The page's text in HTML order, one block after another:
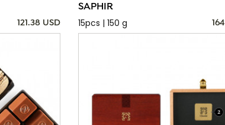
121.38 USD
SAPHIR
15pcs | 150 g